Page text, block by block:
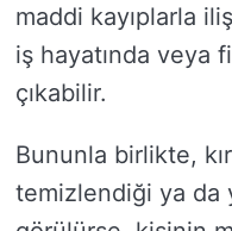
maddi kayıplarla
iş hayatında veya
çıkabilir.
Bununla birlikte,
temizlendiği ya da